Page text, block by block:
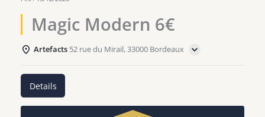
Magic Modern 6€
Artefacts 52 rue du Mirail, 33000 Bordeaux
Details